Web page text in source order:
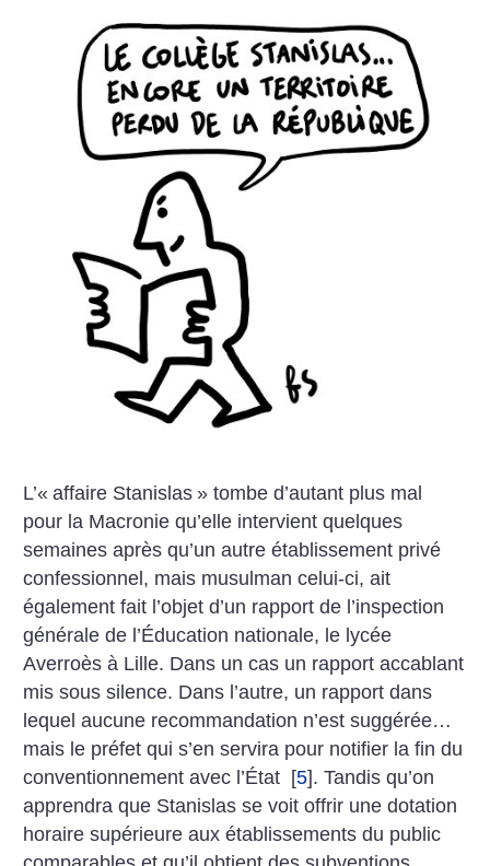
L’« affaire Stanislas » tombe d’autant plus mal
pour la Macronie qu’elle intervient quelques
semaines après qu’un autre établissement privé
confessionnel, mais musulman celui-ci, ait
également fait l’objet d’un rapport de l’inspection
générale de l’Éducation nationale, le lycée
Averroès à Lille. Dans un cas un rapport accablant
mis sous silence. Dans l’autre, un rapport dans
lequel aucune recommandation n’est suggérée…
mais le préfet qui s’en servira pour notifier la fin du
conventionnement avec l’État [5]. Tandis qu’on
apprendra que Stanislas se voit offrir une dotation
horaire supérieure aux établissements du public